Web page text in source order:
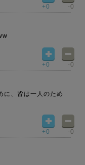
+0 -0
+0 -0
に、皆は一人のため
+0 -0